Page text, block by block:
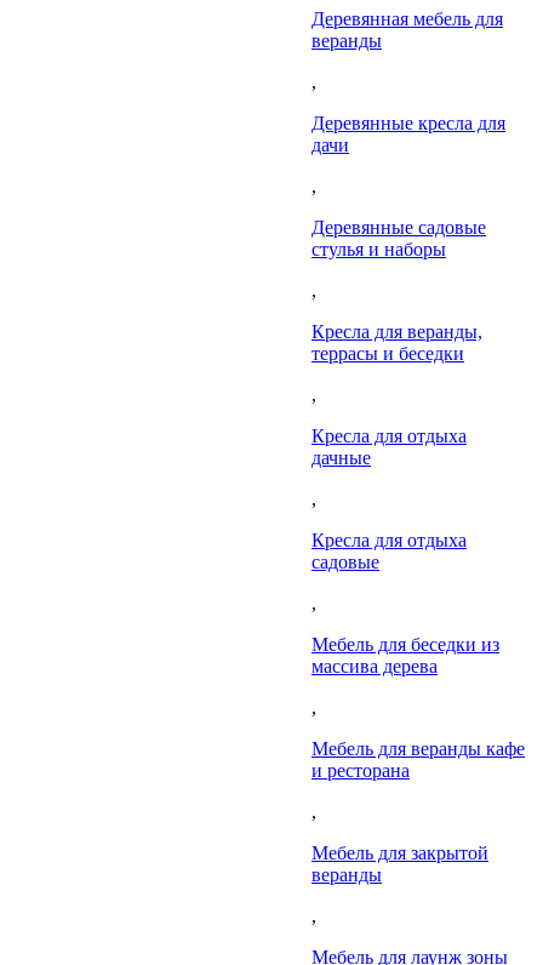
Деревянная мебель для
веранды
,
Деревянные кресла для
дачи
,
Деревянные садовые
стулья и наборы
,
Кресла для веранды,
террасы и беседки
,
Кресла для отдыха
дачные
,
Кресла для отдыха
садовые
,
Мебель для беседки из
массива дерева
,
Мебель для веранды кафе
и ресторана
,
Мебель для закрытой
веранды
,
Мебель для лаунж зоны